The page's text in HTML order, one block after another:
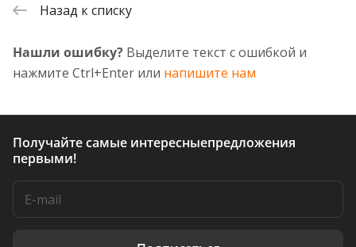
Назад к списку
Нашли ошибку? Выделите текст с ошибкой и
нажмите Ctrl+Enter или напишите нам
Получайте самые интересныепредложения
первыми!